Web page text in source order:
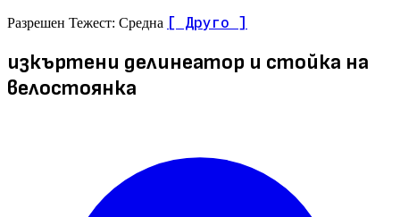
Разрешен Тежест: Средна [ Друго ]
изкъртени делинеатор и стойка на
велостоянка